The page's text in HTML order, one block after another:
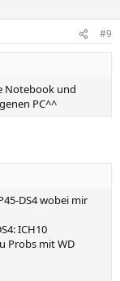
#9
Notebook und
PC^^
DS4 wobei mir
ICH10
Probs mit WD